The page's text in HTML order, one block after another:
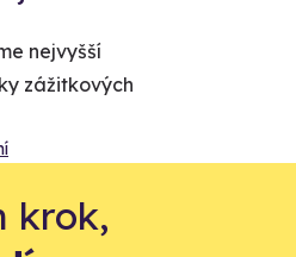
nejvyšší
zážitkových
krok,